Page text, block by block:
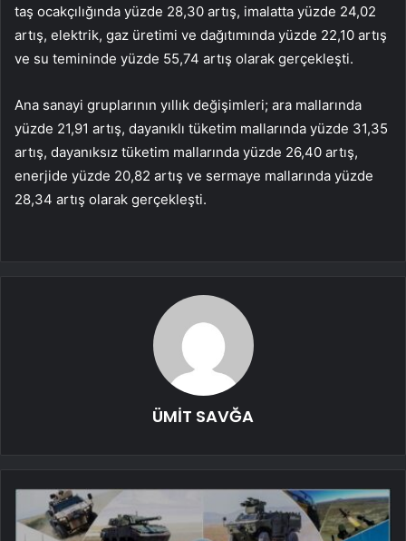
taş ocakçılığında yüzde 28,30 artış, imalatta yüzde 24,02
artış, elektrik, gaz üretimi ve dağıtımında yüzde 22,10 artış
ve su temininde yüzde 55,74 artış olarak gerçekleşti.
Ana sanayi gruplarının yıllık değişimleri; ara mallarında
yüzde 21,91 artış, dayanıklı tüketim mallarında yüzde 31,35
artış, dayanıksız tüketim mallarında yüzde 26,40 artış,
enerjide yüzde 20,82 artış ve sermaye mallarında yüzde
28,34 artış olarak gerçekleşti.
ÜMİT SAVĞA